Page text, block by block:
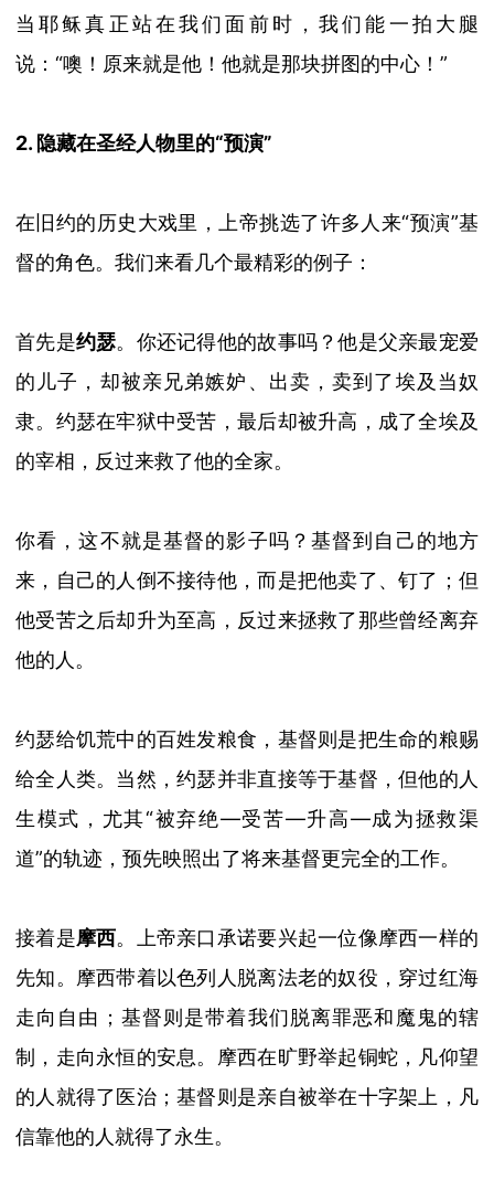
当耶稣真正站在我们面前时，我们能一拍大腿
说： “噢！原来就是他！他就是那块拼图的中心！ ”
2. 隐藏在圣经人物里的“预演”
在旧约的历史大戏里，上帝挑选了许多人来“预演”基
督的角色。我们来看几个最精彩的例子：
首先是约瑟。你还记得他的故事吗？他是父亲最宠爱
的儿子，却被亲兄弟嫉妒、出卖，卖到了埃及当奴
隶。约瑟在牢狱中受苦，最后却被升高，成了全埃及
的宰相，反过来救了他的全家。
你看，这不就是基督的影子吗？基督到自己的地方
来，自己的人倒不接待他 ，而是把他卖了、钉了；但
他受苦之后却升为至高，反过来拯救了那些曾经离弃
他的人。
约瑟给饥荒中的百姓发粮食，基督则是把生命的粮赐
给全人类。 当然，约瑟并非直接等于基督，但他的人
生模式，尤其“被弃绝—受苦—升高—成为拯救渠
道”的轨迹，预先映照出了将来基督更完全的工作。
接着是摩西。上帝亲口承诺要兴起一位像摩西一样的
先知。摩西带着以色列人脱离法老的奴役，穿过红海
走向自由；基督则是带着我们脱离罪恶和魔鬼的辖
制，走向永恒的安息。摩西在旷野举起铜蛇，凡仰望
的人就得了医治；基督则是亲自被举在十字架上，凡
信靠他的人就得了永生。